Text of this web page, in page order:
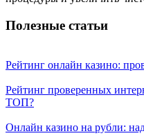
Полезные статьи
Рейтинг онлайн казино:
Рейтинг проверенных
ТОП?
Онлайн казино на рубли: